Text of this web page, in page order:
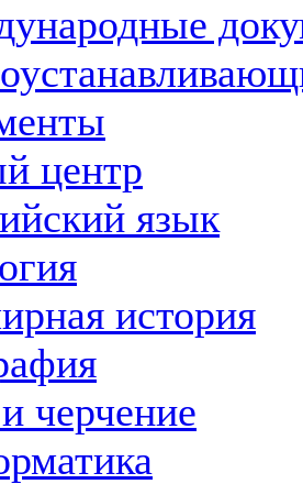
центр
язык
история
черчение